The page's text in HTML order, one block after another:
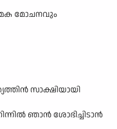
മോചനവും
സാക്ഷിയായി
ഞാൻ ശോഭിച്ചിടാൻ